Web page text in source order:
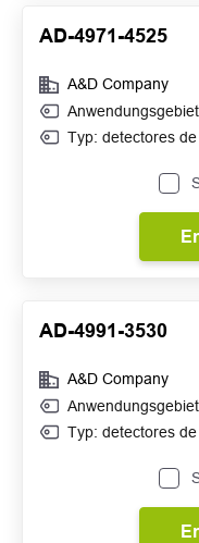
AD-4971-4525
A&D Company
Typ: detectores
AD-4991-3530
A&D Company
Typ: detectores